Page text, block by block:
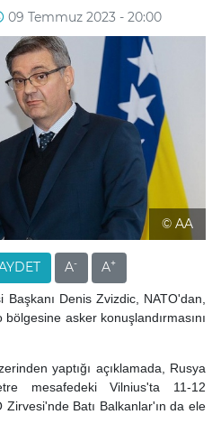
09 Temmuz 2023 - 20:00
© AA
A- A+
Denis Zvizdic, NATO'dan,
asker konuşlandırmasını
yaptığı açıklamada, Rusya
mesafedeki Vilnius'ta 11-12
Batı Balkanlar'ın da ele